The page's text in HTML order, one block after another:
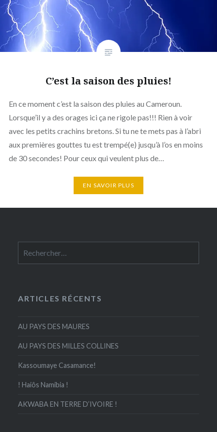
C’est la saison des pluies!
En ce moment c’est la saison des pluies au Cameroun.
Lorsque’il y a des orages ici ça ne rigole pas!!! Rien à voir
avec les petits crachins bretons. Si tu ne te mets pas à l’abri
aux premières gouttes tu est trempé(e) jusqu’à l’os en moins
de 30 secondes! Pour ceux qui veulent plus de…
EN SAVOIR PLUS
ARTICLES RÉCENTS
AU PAYS DES MAURES
AU PAYS DES MILLES COLLINES
Kassoumaye Casamance!
! Haiôs Namibia !
AKWABA EN TERRE D’IVOIRE !